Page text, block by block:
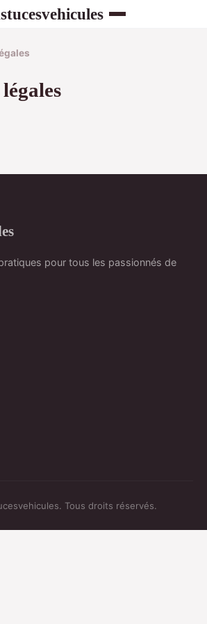
pour tous les passionnés de
Tous droits réservés.